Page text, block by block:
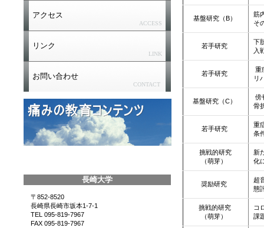
基盤研究（B）
筋
そ
若手研究
下
入
若手研究
重
リ
基盤研究（C）
傍
骨
若手研究
重
条
挑戦的研究
（萌芽）
新
化
奨励研究
超
態
挑戦的研究
（萌芽）
コ
課
アクセス
ACCESS
リンク
LINK
お問い合わせ
CONTACT
長崎大学
〒852-8520
長崎県長崎市坂本1-7-1
TEL 095-819-7967
FAX 095-819-7967